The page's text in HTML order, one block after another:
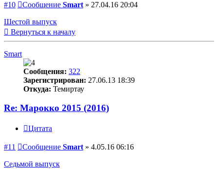
#10 Сообщение Smart » 27.04.16 20:04
Шестой выпуск
Вернуться к началу
Smart
Сообщения: 322
Зарегистрирован: 27.06.13 18:39
Откуда: Темиртау
Re: Марокко 2015 (2016)
Цитата
#11 Сообщение Smart » 4.05.16 06:16
Седьмой выпуск